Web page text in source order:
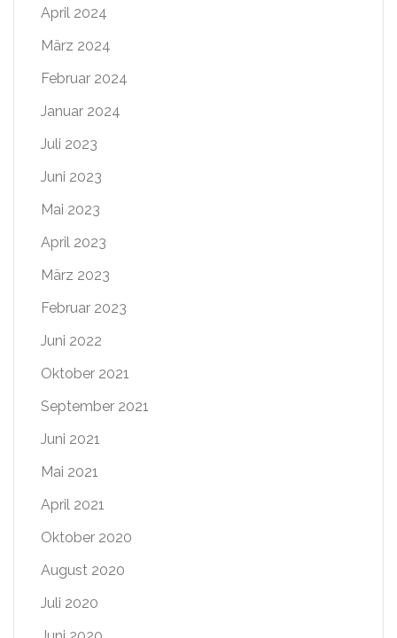
April 2024
März 2024
Februar 2024
Januar 2024
Juli 2023
Juni 2023
Mai 2023
April 2023
März 2023
Februar 2023
Juni 2022
Oktober 2021
September 2021
Juni 2021
Mai 2021
April 2021
Oktober 2020
August 2020
Juli 2020